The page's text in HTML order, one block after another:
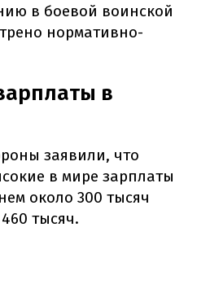
в боевой воинской
нормативно-
в
заявили, что
в мире зарплаты
около 300 тысяч
тысяч.